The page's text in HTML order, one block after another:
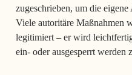
zugeschrieben, um die
Viele autoritäre Maßnahmen
legitimiert – er wird
ein- oder ausgesperrt werden